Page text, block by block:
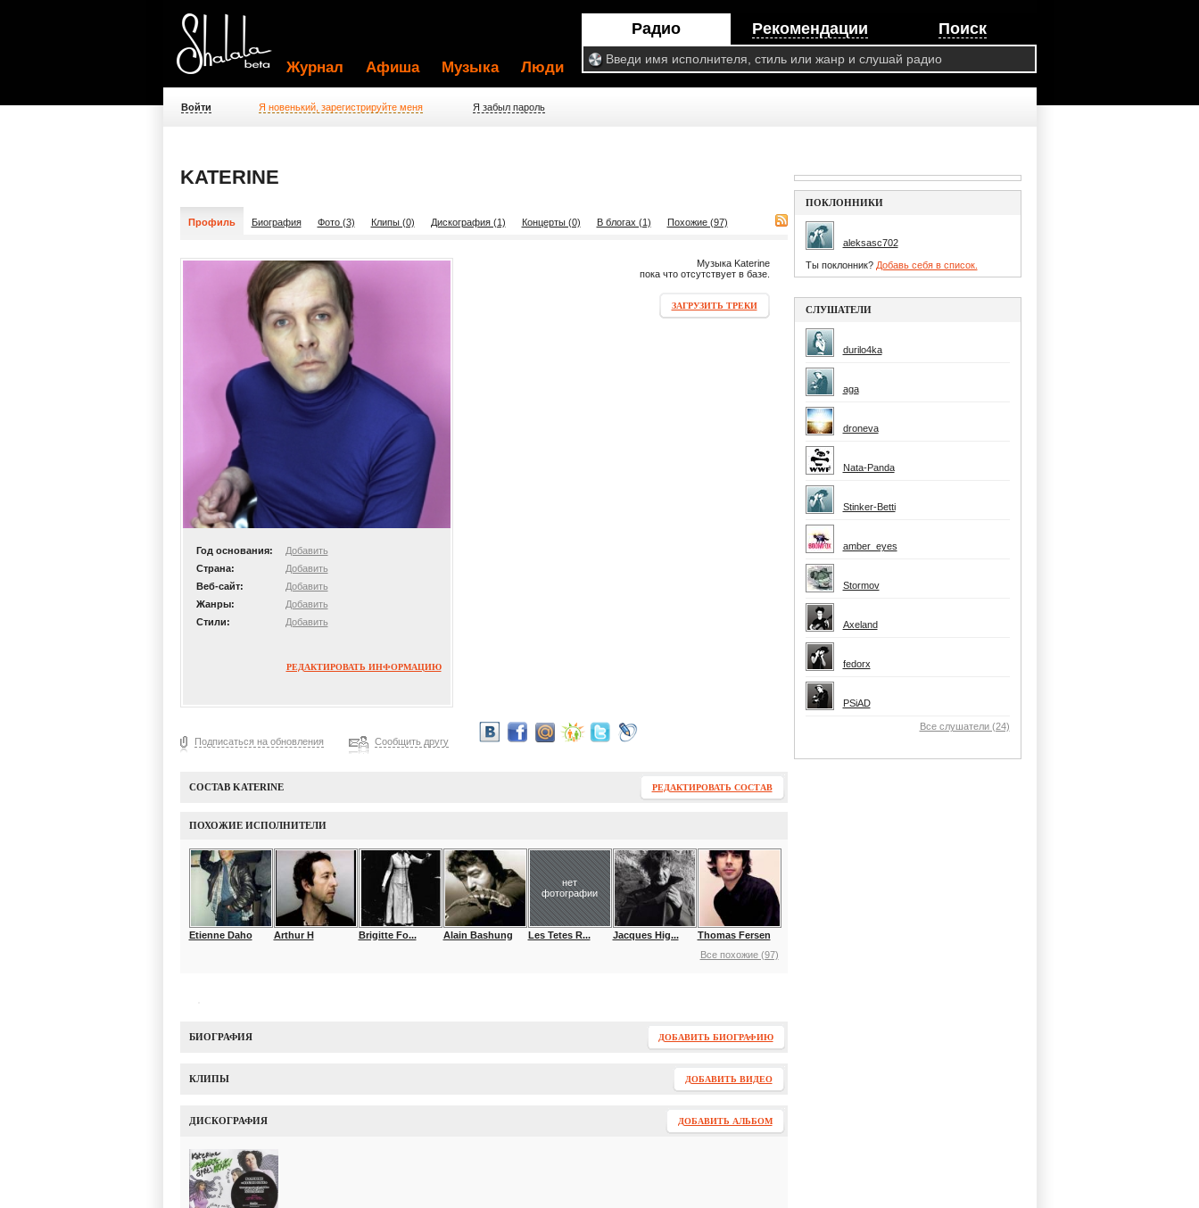
Радио Рекомендации Поиск
Журнал Афиша Музыка Люди
Войти Я новенький, зарегистрируйте меня Я забыл пароль
KATERINE
Профиль Биография Фото (3) Клипы (0) Дискография (1) Концерты (0) В блогах (1) Похожие (97)
Год основания:
Добавить
Страна:
Добавить
Веб-сайт:
Добавить
Жанры:
Добавить
Стили:
Добавить
РЕДАКТИРОВАТЬ ИНФОРМАЦИЮ
Музыка Katerine
пока что отсутствует в базе.
ЗАГРУЗИТЬ ТРЕКИ
Подписаться на обновления Сообщить другу
СОСТАВ KATERINE РЕДАКТИРОВАТЬ СОСТАВ
ПОХОЖИЕ ИСПОЛНИТЕЛИ
Etienne Daho Arthur H Brigitte Fo... Alain Bashung
нет
фотографии
Les Tetes R... Jacques Hig...
Thomas Fersen
Все похожие (97)
БИОГРАФИЯ ДОБАВИТЬ БИОГРАФИЮ
КЛИПЫ ДОБАВИТЬ ВИДЕО
ДИСКОГРАФИЯ ДОБАВИТЬ АЛЬБОМ
ПОКЛОННИКИ
aleksasc702
Ты поклонник? Добавь себя в список.
СЛУШАТЕЛИ
durilo4ka
aga
droneva
Nata-Panda
Stinker-Betti
amber_eyes
Stormov
Axeland
fedorx
PSiAD
Все слушатели (24)